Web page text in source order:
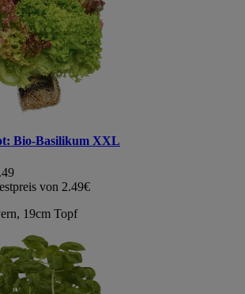
Bio-Basilikum XXL
von 2.49€
19cm Topf